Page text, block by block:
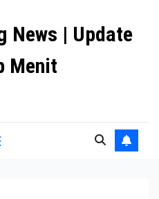
News | Update
Menit